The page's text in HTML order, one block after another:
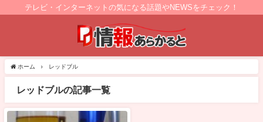
テレビ・インターネットの気になる話題やNEWSをチェック！
ホーム レッドブル
レッドブルの記事一覧